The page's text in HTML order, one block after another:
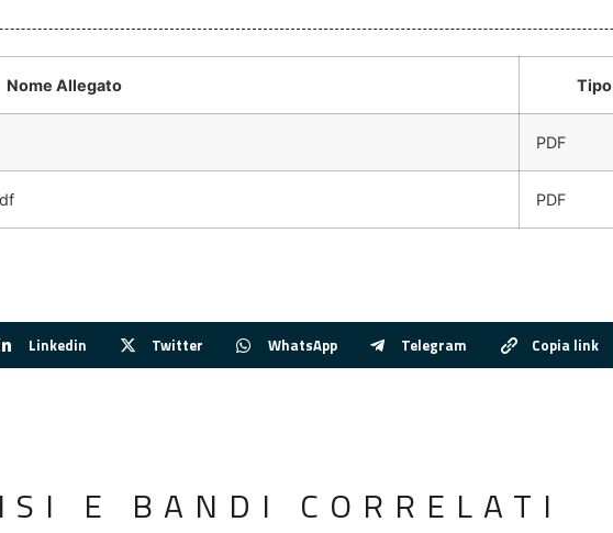
Nome Allegato Tipo
PDF
PDF
Linkedin Twitter WhatsApp Telegram Copia link
E BANDI CORRELATI